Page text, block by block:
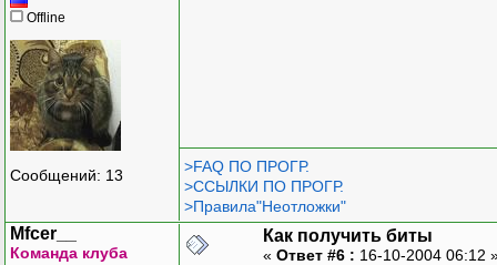
Offline
Сообщений: 13
>FAQ ПО ПРОГР.
>ССЫЛКИ ПО ПРОГР.
>Правила"Неотложки"
Mfcer__
Команда клуба
Как получить биты
« Ответ #6 : 16-10-2004 06:12